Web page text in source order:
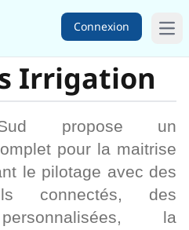
Connexion
Irrigation
propose un
pour la maitrise
le pilotage avec des
connectés, des
la